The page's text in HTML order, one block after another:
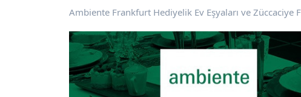
Ambiente Frankfurt Hediyelik Ev Eşyaları ve Züccaciye